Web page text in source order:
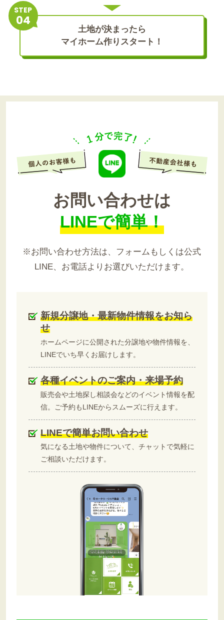
STEP
土地が決まったら
マイホーム作りスタート！
お問い合わせは
LINEで簡単！
※お問い合わせ方法は、フォームもしくは公式
LINE、お電話よりお選びいただけます。
新規分譲地・最新物件情報をお知ら
せ
ホームページに公開された分譲地や物件情報を、
LINEでいち早くお届けします。
各種イベントのご案内・来場予約
販売会や土地探し相談会などのイベント情報を配
信。ご予約もLINEからスムーズに行えます。
LINEで簡単お問い合わせ
気になる土地や物件について、チャットで気軽に
ご相談いただけます。